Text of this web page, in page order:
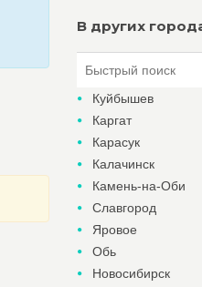
В других
Куйбышев
Каргат
Карасук
Калачинск
Камень-на-Оби
Славгород
Яровое
Обь
Новосибирск